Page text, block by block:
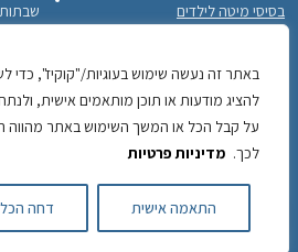
באתר זה נעשה שימוש בעוגיות/"קוקיז", כדי
להציג מודעות או תוכן מותאמים אישית,
על קבל הכל או המשך השימוש באתר מהווה
לכך. מדיניות פרטיות
התאמה אישית דחה הכל
בסיסי מיטה לילדים
לקוחות ממליצים
שבתות
כתובתינו: יוחנן הסנדלר 22, כפר סבא לפרטים והזמנות:
050-743-2484